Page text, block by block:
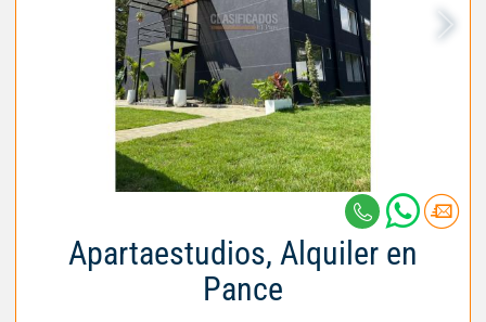
Apartaestudios, Alquiler en
Pance